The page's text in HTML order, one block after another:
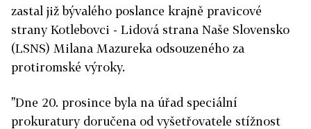
zastal již bývalého poslance krajně pravicové
strany Kotlebovci - Lidová strana Naše Slovensko
(LSNS) Milana Mazureka odsouzeného za
protiromské výroky.
"Dne 20. prosince byla na úřad speciální
prokuratury doručena od vyšetřovatele stížnost